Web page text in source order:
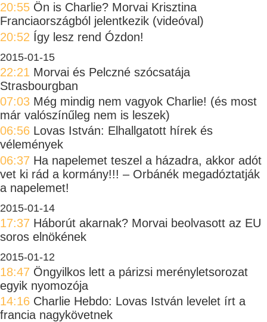
20:55 Ön is Charlie? Morvai Krisztina
Franciaországból jelentkezik (videóval)
20:52 Így lesz rend Ózdon!
2015-01-15
22:21 Morvai és Pelczné szócsatája
Strasbourgban
07:03 Még mindig nem vagyok Charlie! (és most
már valószínűleg nem is leszek)
06:56 Lovas István: Elhallgatott hírek és
vélemények
06:37 Ha napelemet teszel a házadra, akkor adót
vet ki rád a kormány!!! – Orbánék megadóztatják
a napelemet!
2015-01-14
17:37 Háborút akarnak? Morvai beolvasott az EU
soros elnökének
2015-01-12
18:47 Öngyilkos lett a párizsi merényletsorozat
egyik nyomozója
14:16 Charlie Hebdo: Lovas István levelet írt a
francia nagykövetnek